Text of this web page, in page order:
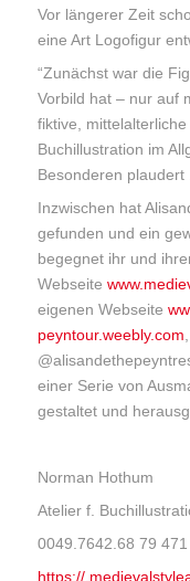
Vor längerer Zeit
eine Art Logofigur
“Zunächst war die
Vorbild hat – nur auf
fiktive,
Buchillustration im
Besonderen plaudert
Inzwischen hat
gefunden und ein
begegnet ihr und
Webseite
eigenen Webseite
peyntour.weebly.com
einer Serie von
gestaltet und
Norman Hothum
Atelier f.
0049.7642.68 79 471
https://